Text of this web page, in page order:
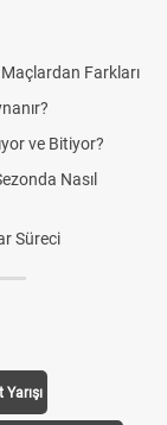
Maçlardan Farkları
ve Bitiyor?
Nasıl
Süreci
Yarışı